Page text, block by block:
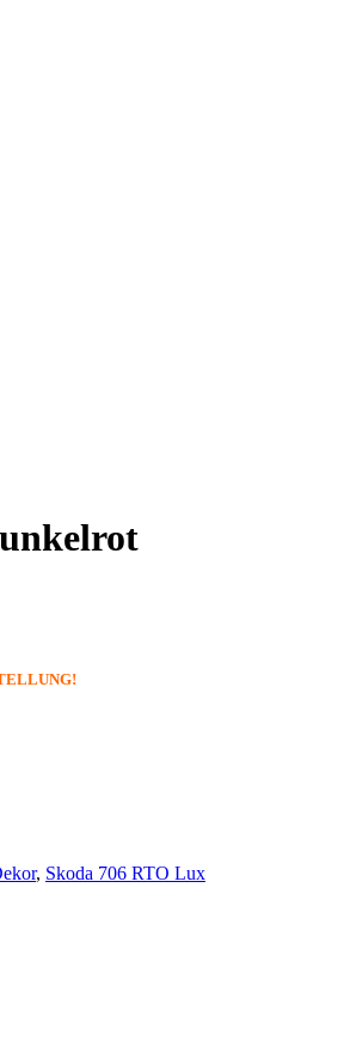
, Skoda 706 RTO Lux